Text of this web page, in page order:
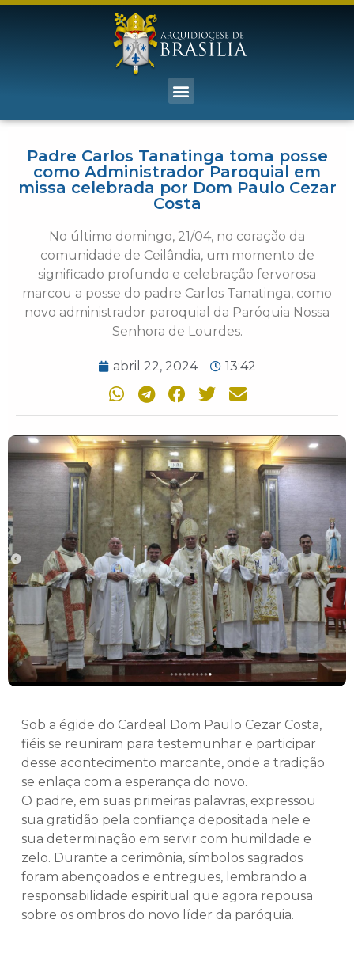
Padre Carlos Tanatinga toma posse
como Administrador Paroquial em
missa celebrada por Dom Paulo Cezar
Costa
No último domingo, 21/04, no coração da
comunidade de Ceilândia, um momento de
significado profundo e celebração fervorosa
marcou a posse do padre Carlos Tanatinga, como
novo administrador paroquial da Paróquia Nossa
Senhora de Lourdes.
abril 22, 2024 13:42
Sob a égide do Cardeal Dom Paulo Cezar Costa,
fiéis se reuniram para testemunhar e participar
desse acontecimento marcante, onde a tradição
se enlaça com a esperança do novo.
O padre, em suas primeiras palavras, expressou
sua gratidão pela confiança depositada nele e
sua determinação em servir com humildade e
zelo. Durante a cerimônia, símbolos sagrados
foram abençoados e entregues, lembrando a
responsabilidade espiritual que agora repousa
sobre os ombros do novo líder da paróquia.